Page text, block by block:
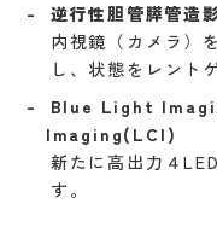
逆行性胆管膵管造
内視鏡（カメラ）
し、状態をレント
Blue Light
Imaging(LCI)
新たに高出力４
す。